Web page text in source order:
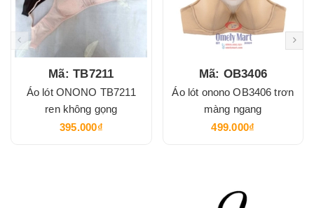
Mã: TB7211
Áo lót ONONO TB7211
ren không gọng
395.000₫
Mã: OB3406
Áo lót onono OB3406 trơn
màng ngang
499.000₫